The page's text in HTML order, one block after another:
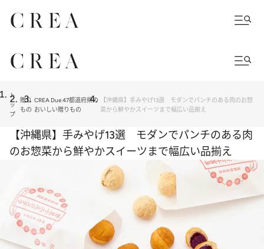
ト
ッ
プ
贈り
もの
CREA Due 47都道府県の
おいしい贈りもの
【沖縄県】手みやげ13選 モダンでパンチのある肉のお惣
菜から鮮やかスイーツまで幅広い品揃え
【沖縄県】手みやげ13選 モダンでパンチのある肉
のお惣菜から鮮やかスイーツまで幅広い品揃え